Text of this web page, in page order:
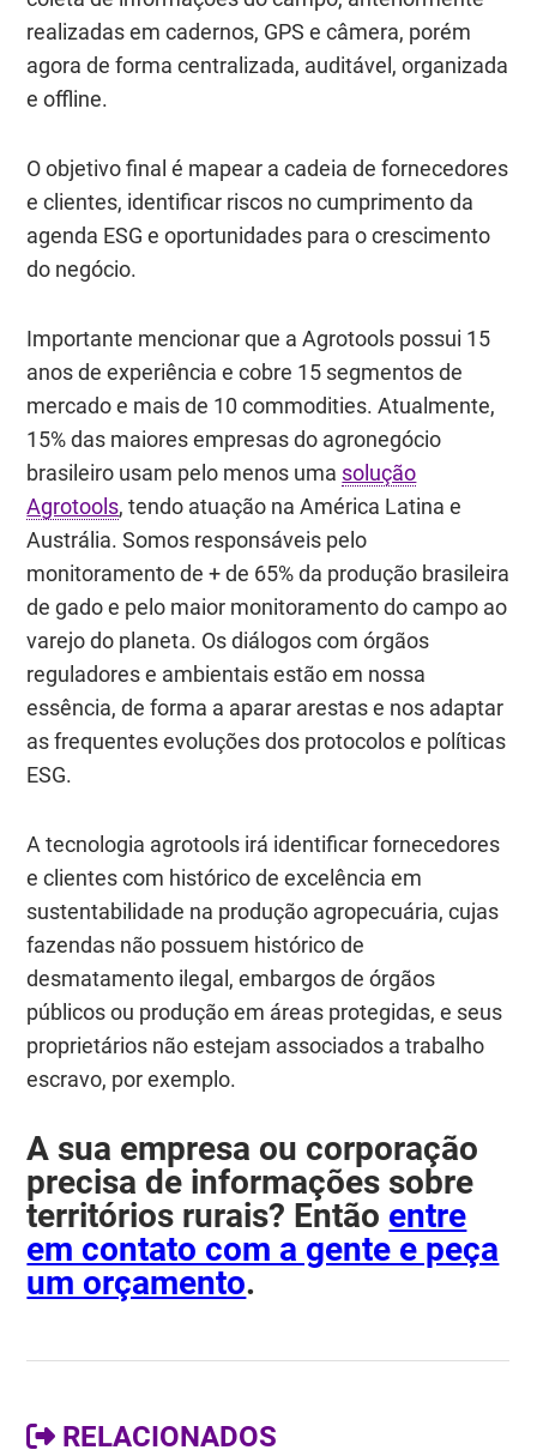
realizadas em cadernos, GPS e câmera, porém
agora de forma centralizada, auditável, organizada
e offline.
O objetivo final é mapear a cadeia de fornecedores
e clientes, identificar riscos no cumprimento da
agenda ESG e oportunidades para o crescimento
do negócio.
Importante mencionar que aAgrotools possui 15
anos de experiência e cobre 15 segmentos de
mercado e mais de 10 commodities. Atualmente,
15% das maiores empresas do agronegócio
brasileiro usam pelo menos uma solução
Agrotools, tendo atuação na América Latina e
Austrália. Somos responsáveis pelo
monitoramento de + de 65% da produção brasileira
de gado e pelo maior monitoramento do campo ao
varejo do planeta. Os diálogos com órgãos
reguladores e ambientais estão em nossa
essência, de forma a aparar arestas e nos adaptar
as frequentes evoluções dos protocolos e políticas
ESG.
A tecnologia agrotools irá identificar fornecedores
e clientes com histórico de excelência em
sustentabilidade na produção agropecuária, cujas
fazendas não possuem histórico de
desmatamento ilegal, embargos de órgãos
públicos ou produção em áreas protegidas, e seus
proprietários não estejam associados a trabalho
escravo, por exemplo.
A sua empresa ou corporação
precisa de informações sobre
territórios rurais? Então entre
em contato com a gente e peça
um orçamento.
RELACIONADOS